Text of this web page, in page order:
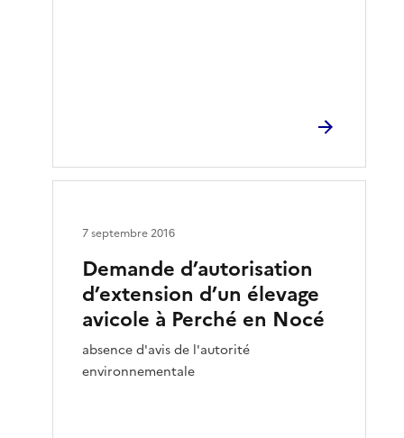
Demande d’autorisation
d’extension d’un élevage
avicole à Perché en Nocé
absence d'avis de l'autorité
environnementale
7 septembre 2016